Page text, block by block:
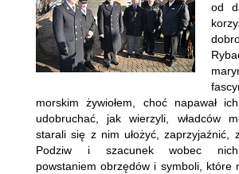
od
morskim żywiołem, choć napawał
udobruchać, jak wierzyli, władców
starali się z nim ułożyć, zaprzyjaźnić,
Podziw i szacunek wobec nich
powstaniem obrzędów i symboli, które